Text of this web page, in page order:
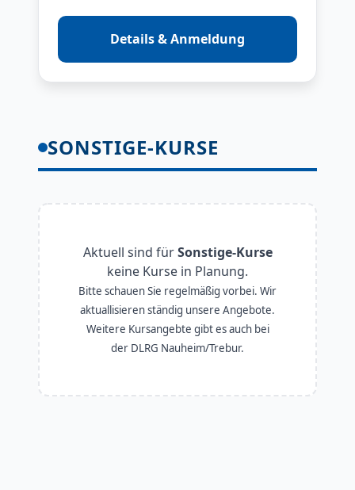
Details & Anmeldung
SONSTIGE-KURSE
Aktuell sind fürSonstige-Kurse
keine Kurse in Planung.
Bitte schauen Sie regelmäßig vorbei. Wir
aktuallisieren ständig unsere Angebote.
Weitere Kursangebte gibt es auch bei
der DLRG Nauheim/Trebur.